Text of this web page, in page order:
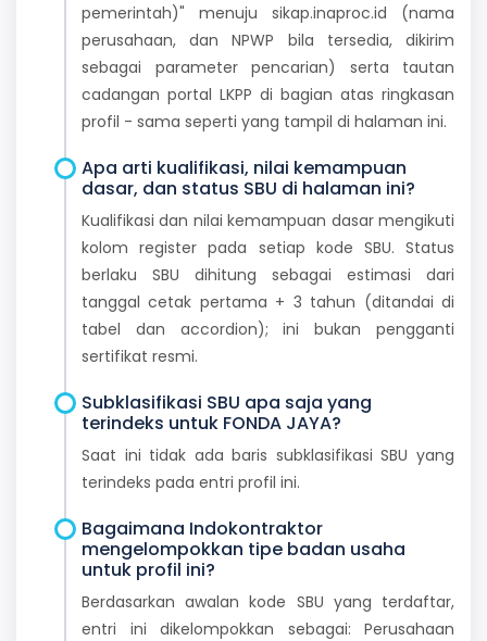
pemerintah)" menuju sikap.inaproc.id (nama
perusahaan, dan NPWP bila tersedia, dikirim
sebagai parameter pencarian) serta tautan
cadangan portal LKPP di bagian atas ringkasan
profil - sama seperti yang tampil di halaman ini.
Apa arti kualifikasi, nilai kemampuan
dasar, dan status SBU di halaman ini?
Kualifikasi dan nilai kemampuan dasar mengikuti
kolom register pada setiap kode SBU. Status
berlaku SBU dihitung sebagai estimasi dari
tanggal cetak pertama + 3 tahun (ditandai di
tabel dan accordion); ini bukan pengganti
sertifikat resmi.
Subklasifikasi SBU apa saja yang
terindeks untuk FONDA JAYA?
Saat ini tidak ada baris subklasifikasi SBU yang
terindeks pada entri profil ini.
Bagaimana Indokontraktor
mengelompokkan tipe badan usaha
untuk profil ini?
Berdasarkan awalan kode SBU yang terdaftar,
entri ini dikelompokkan sebagai: Perusahaan